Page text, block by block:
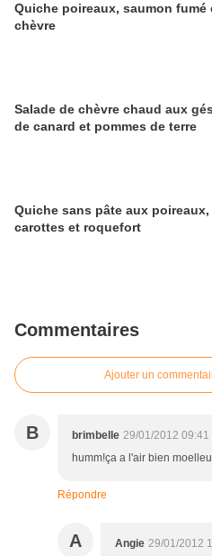
Quiche poireaux, saumon fumé
chèvre
Salade de chèvre chaud aux
de canard et pommes de terre
Quiche sans pâte aux poireaux,
carottes et roquefort
Commentaires
Ajouter un
B brimbelle 29/01/2012 09:41
humm!ça a l'air bien
Répondre
A Angie 29/01/2012